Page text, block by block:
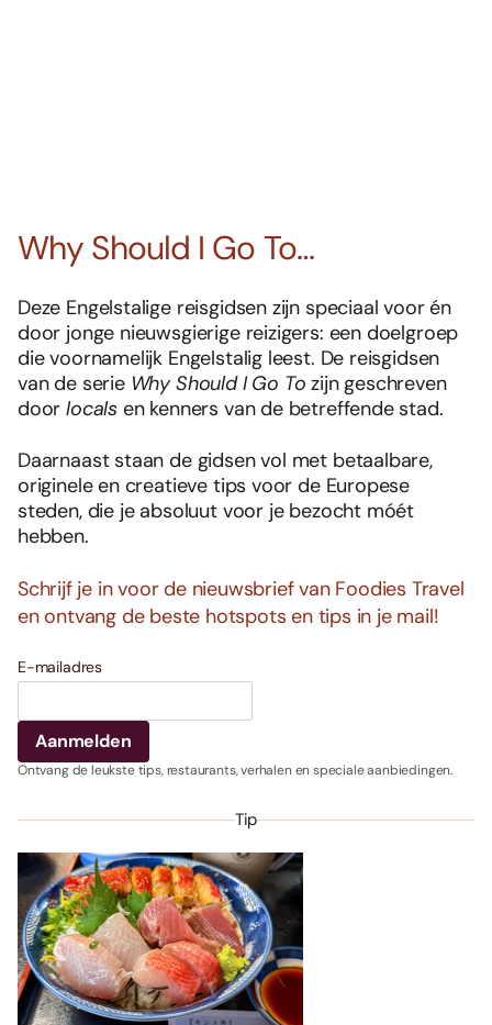
Why Should I Go To…
Deze Engelstalige reisgidsen zijn speciaal voor én
door jonge nieuwsgierige reizigers: een doelgroep
die voornamelijk Engelstalig leest. De reisgidsen
van de serie Why Should I Go Tozijn geschreven
doorlocals en kenners van de betreffende stad.
Daarnaast staan de gidsen vol met betaalbare,
originele en creatieve tips voor de Europese
steden, die je absoluut voor je bezocht móét
hebben.
Schrijf je in voor de nieuwsbrief van Foodies Travel
en ontvang de beste hotspots en tips in je mail!
E-mailadres
Ontvang de leukste tips, restaurants, verhalen en speciale aanbiedingen.
Tip